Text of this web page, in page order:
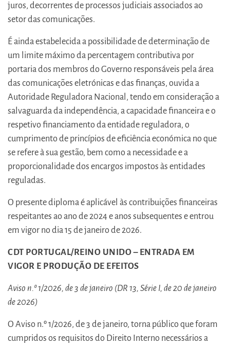
juros, decorrentes de processos judiciais associados ao
setor das comunicações.
É ainda estabelecida a possibilidade de determinação de
um limite máximo da percentagem contributiva por
portaria dos membros do Governo responsáveis pela área
das comunicações eletrónicas e das finanças, ouvida a
Autoridade Reguladora Nacional, tendo em consideração a
salvaguarda da independência, a capacidade financeira e o
respetivo financiamento da entidade reguladora, o
cumprimento de princípios de eficiência económica no que
se refere à sua gestão, bem como a necessidade e a
proporcionalidade dos encargos impostos às entidades
reguladas.
O presente diploma é aplicável às contribuições financeiras
respeitantes ao ano de 2024 e anos subsequentes e entrou
em vigor no dia 15 de janeiro de 2026.
CDT PORTUGAL/REINO UNIDO – ENTRADA EM
VIGOR E PRODUÇÃO DE EFEITOS
Aviso n.º 1/2026, de 3 de janeiro (DR 13, Série I, de 20 de janeiro
de 2026)
O Aviso n.º 1/2026, de 3 de janeiro, torna público que foram
cumpridos os requisitos do Direito Interno necessários a